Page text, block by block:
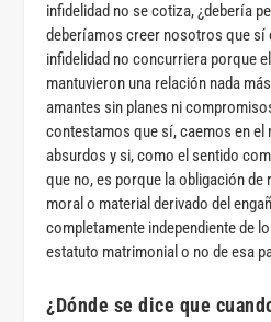
infidelidad no se cotiza, ¿debería
deberíamos creer nosotros que sí
infidelidad no concurriera porque
mantuvieron una relación nada
amantes sin planes ni
contestamos que sí, caemos en el
absurdos y si, como el sentido
que no, es porque la obligación de
moral o material derivado del
completamente independiente de
estatuto matrimonial o no de esa
¿Dónde se dice que